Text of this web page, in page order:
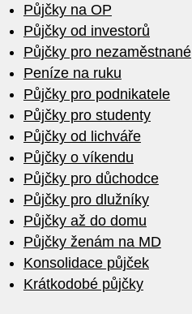
Půjčky na OP
Půjčky od investorů
Půjčky pro nezaměstnané
Peníze na ruku
Půjčky pro podnikatele
Půjčky pro studenty
Půjčky od lichváře
Půjčky o víkendu
Půjčky pro důchodce
Půjčky pro dlužníky
Půjčky až do domu
Půjčky ženám na MD
Konsolidace půjček
Krátkodobé půjčky